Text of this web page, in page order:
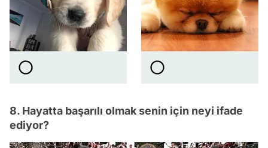
8. Hayatta başarılı olmak senin için neyi ifade
ediyor?